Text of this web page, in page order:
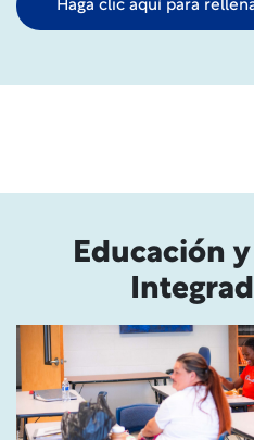
Haga clic aquí para
Educación